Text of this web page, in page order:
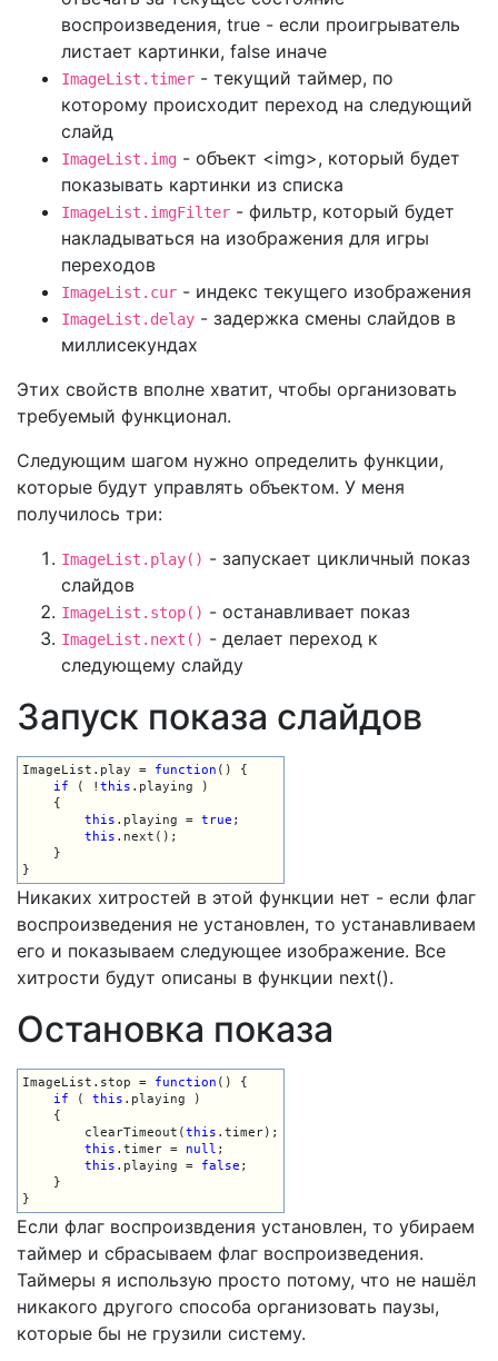
воспроизведения, true - если проигрыватель
листает картинки, false иначе
ImageList.timer - текущий таймер, по
которому происходит переход на следующий
слайд
ImageList.img - объект <img>, который будет
показывать картинки из списка
ImageList.imgFilter - фильтр, который будет
накладываться на изображения для игры
переходов
ImageList.cur - индекс текущего изображения
ImageList.delay - задержка смены слайдов в
миллисекундах
Этих свойств вполне хватит, чтобы организовать
требуемый функционал.
Следующим шагом нужно определить функции,
которые будут управлять объектом. У меня
получилось три:
ImageList.play() - запускает цикличный показ
слайдов
ImageList.stop() - останавливает показ
ImageList.next() - делает переход к
следующему слайду
Запуск показа слайдов
ImageList.play = function () {
if ( ! this .playing )
    {
this .playing = true ;
this .next();
    }
}
Никаких хитростей в этой функции нет - если флаг
воспроизведения не установлен, то устанавливаем
его и показываем следующее изображение. Все
хитрости будут описаны в функции next().
Остановка показа
ImageList.stop = function () {
if ( this .playing )
    {
        clearTimeout(
this .timer);
this .timer = null ;
this .playing = false ;
    }
}
Если флаг воспроизвдения установлен, то убираем
таймер и сбрасываем флаг воспроизведения.
Таймеры я использую просто потому, что не нашёл
никакого другого способа организовать паузы,
которые бы не грузили систему.